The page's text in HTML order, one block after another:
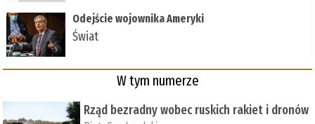
Odejście wojownika Ameryki
Świat
W tym numerze
Rząd bezradny wobec ruskich rakiet i dronów